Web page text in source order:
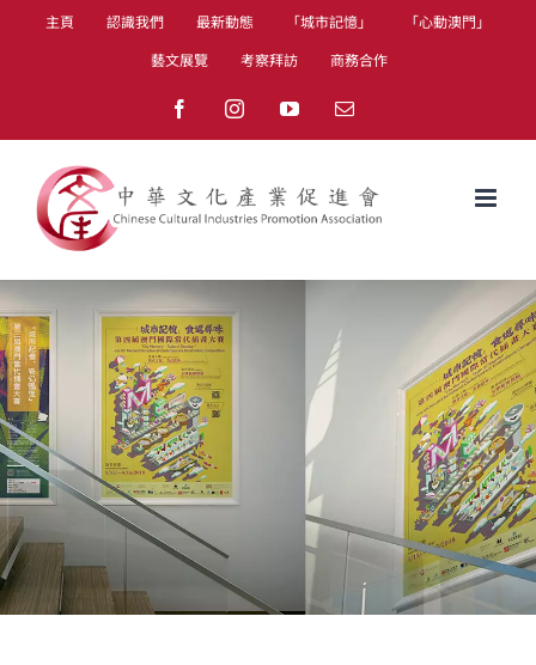
主頁 認識我們 最新動態 「城市記憶」
「心動澳門」
藝文展覽
考察拜訪 商務合作
FacebookInstagramYouTubeEmail